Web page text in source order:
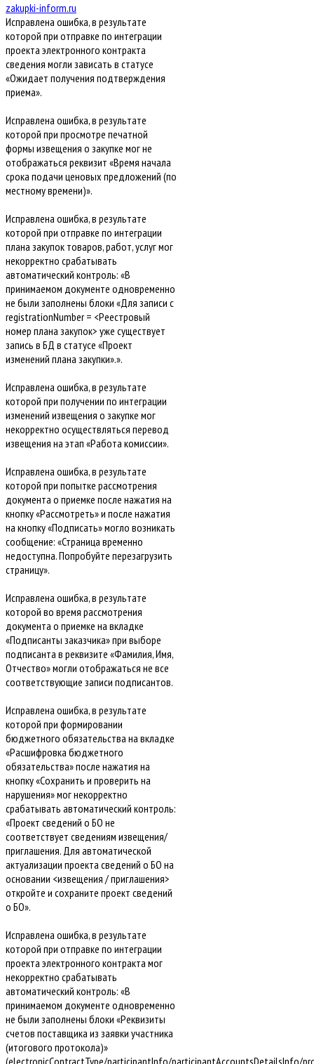
zakupki-inform.ru
Исправлена ошибка, в результате
которой при отправке по интеграции
проекта электронного контракта
сведения могли зависать в статусе
«Ожидает получения подтверждения
приема».
Исправлена ошибка, в результате
которой при просмотре печатной
формы извещения о закупке мог не
отображаться реквизит «Время начала
срока подачи ценовых предложений (по
местному времени)».
Исправлена ошибка, в результате
которой при отправке по интеграции
плана закупок товаров, работ, услуг мог
некорректно срабатывать
автоматический контроль: «В
принимаемом документе одновременно
не были заполнены блоки «Для записи с
registrationNumber = <Реестровый
номер плана закупок> уже существует
запись в БД в статусе «Проект
изменений плана закупки».».
Исправлена ошибка, в результате
которой при получении по интеграции
изменений извещения о закупке мог
некорректно осуществляться перевод
извещения на этап «Работа комиссии».
Исправлена ошибка, в результате
которой при попытке рассмотрения
документа о приемке после нажатия на
кнопку «Рассмотреть» и после нажатия
на кнопку «Подписать» могло возникать
сообщение: «Страница временно
недоступна. Попробуйте перезагрузить
страницу».
Исправлена ошибка, в результате
которой во время рассмотрения
документа о приемке на вкладке
«Подписанты заказчика» при выборе
подписанта в реквизите «Фамилия, Имя,
Отчество» могли отображаться не все
соответствующие записи подписантов.
Исправлена ошибка, в результате
которой при формировании
бюджетного обязательства на вкладке
«Расшифровка бюджетного
обязательства» после нажатия на
кнопку «Сохранить и проверить на
нарушения» мог некорректно
срабатывать автоматический контроль:
«Проект сведений о БО не
соответствует сведениям извещения/
приглашения. Для автоматической
актуализации проекта сведений о БО на
основании <извещения / приглашения>
откройте и сохраните проект сведений
о БО».
Исправлена ошибка, в результате
которой при отправке по интеграции
проекта электронного контракта мог
некорректно срабатывать
автоматический контроль: «В
принимаемом документе одновременно
не были заполнены блоки «Реквизиты
счетов поставщика из заявки участника
(итогового протокола)»